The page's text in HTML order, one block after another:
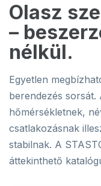
Olasz
–
nélkül.
Egyetlen
berendezés
hőmérsékletnek,
csatlakozásnak
stabilnak. A
áttekinthető